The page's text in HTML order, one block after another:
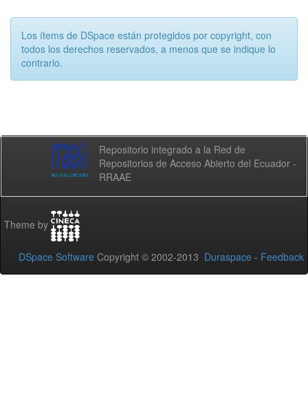
Los ítems de DSpace están protegidos por copyright, con
todos los derechos reservados, a menos que se indique lo
contrario.
Repositorio integrado a la Red de
Repositorios de Acceso Abierto del Ecuador -
RRAAE
Theme by
DSpace Software Copyright © 2002-2013 Duraspace - Feedback